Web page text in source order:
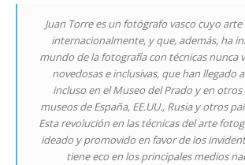
Juan Torre es un fotógrafo vasco cuyo
internacionalmente, y que, además, ha
mundo de la fotografía con técnicas nunca
novedosas e inclusivas, que han llegado
incluso en el Museo del Prado y en
museos de España, EE.UU., Rusia y otros
Esta revolución en las técnicas del arte
ideado y promovido en favor de los
tiene eco en los principales medios